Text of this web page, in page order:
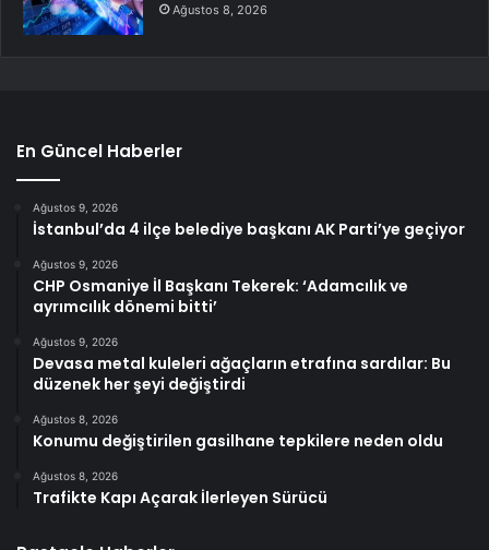
Ağustos 8, 2026
En Güncel Haberler
Ağustos 9, 2026
İstanbul’da 4 ilçe belediye başkanı AK Parti’ye geçiyor
Ağustos 9, 2026
CHP Osmaniye İl Başkanı Tekerek: ‘Adamcılık ve
ayrımcılık dönemi bitti’
Ağustos 9, 2026
Devasa metal kuleleri ağaçların etrafına sardılar: Bu
düzenek her şeyi değiştirdi
Ağustos 8, 2026
Konumu değiştirilen gasilhane tepkilere neden oldu
Ağustos 8, 2026
Trafikte Kapı Açarak İlerleyen Sürücü